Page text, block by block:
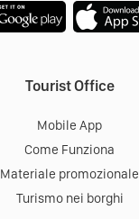
Tourist Office
Mobile App
Come Funziona
Materiale promozionale
Turismo nei borghi